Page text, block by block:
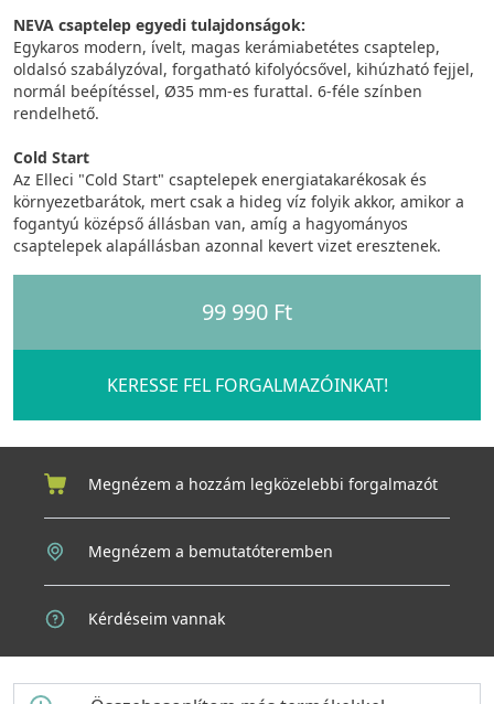
NEVA csaptelep egyedi tulajdonságok:
Egykaros modern, ívelt, magas kerámiabetétes csaptelep,
oldalsó szabályzóval, forgatható kifolyócsővel, kihúzható fejjel,
normál beépítéssel, Ø35 mm-es furattal. 6-féle színben
rendelhető.
Cold Start
Az Elleci "Cold Start" csaptelepek energiatakarékosak és
környezetbarátok, mert csak a hideg víz folyik akkor, amikor a
fogantyú középső állásban van, amíg a hagyományos
csaptelepek alapállásban azonnal kevert vizet eresztenek.
99 990 Ft
KERESSE FEL FORGALMAZÓINKAT!
Megnézem a hozzám legközelebbi forgalmazót
Megnézem a bemutatóteremben
Kérdéseim vannak